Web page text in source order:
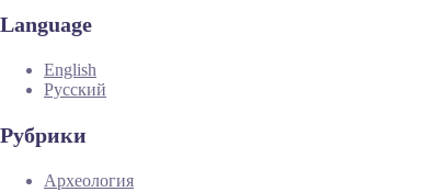
Language
English
Русский
Рубрики
Археология